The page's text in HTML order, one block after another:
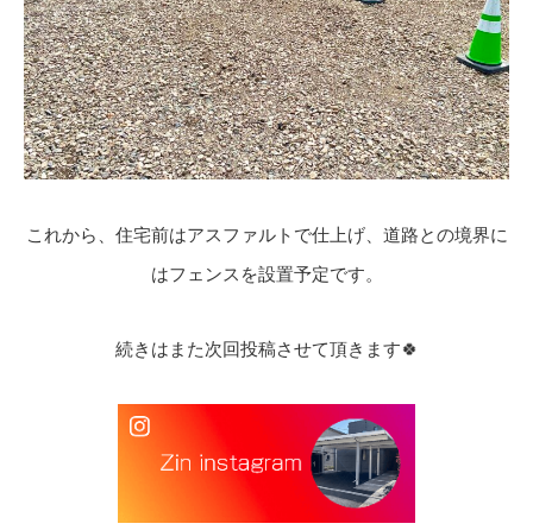
これから、住宅前はアスファルトで仕上げ、道路との境界に
はフェンスを設置予定です。
続きはまた次回投稿させて頂きます🍀